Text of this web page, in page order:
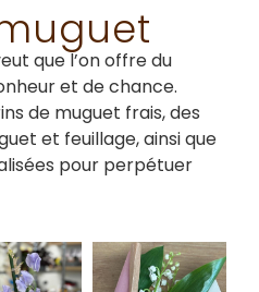
que l’on offre du
et de chance.
de muguet frais, des
et feuillage, ainsi que
pour perpétuer